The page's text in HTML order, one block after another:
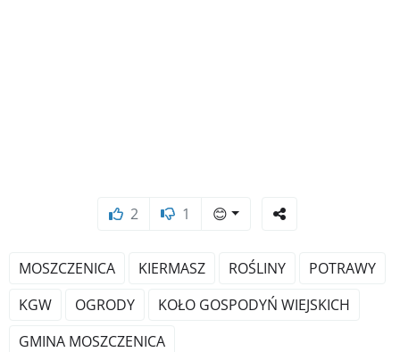
2 1 😊
MOSZCZENICA KIERMASZ ROŚLINY
POTRAWY
KGW
OGRODY
KOŁO GOSPODYŃ WIEJSKICH
GMINA MOSZCZENICA